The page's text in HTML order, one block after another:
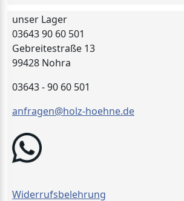
unser Lager
03643 90 60 501
Gebreitestraße 13
99428 Nohra
03643 - 90 60 501
anfragen@holz-hoehne.de
Widerrufsbelehrung